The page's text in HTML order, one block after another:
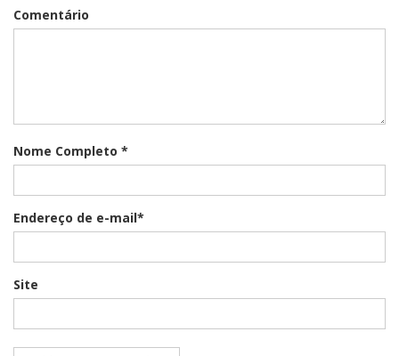
Comentário
Nome Completo *
Endereço de e-mail*
Site